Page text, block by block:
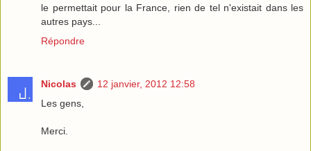
le permettait pour la France, rien de tel n'existait dans les
autres pays...
Répondre
Nicolas
12 janvier, 2012 12:58
Les gens,
Merci.